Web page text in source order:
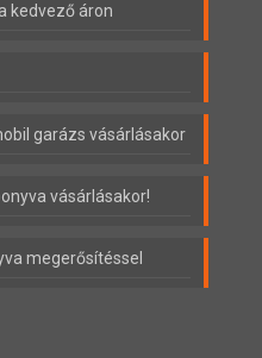
kedvező áron
garázs vásárlásakor
vásárlásakor!
megerősítéssel